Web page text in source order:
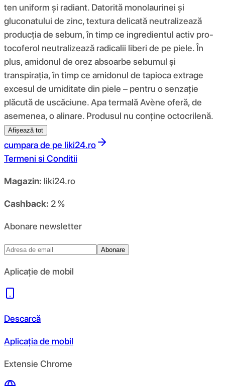
ten uniform și radiant. Datorită monolaurinei și
gluconatului de zinc, textura delicată neutralizează
producția de sebum, în timp ce ingredientul activ pro-
tocoferol neutralizează radicalii liberi de pe piele. În
plus, amidonul de orez absoarbe sebumul și
transpirația, în timp ce amidonul de tapioca extrage
excesul de umiditate din piele – pentru o senzație
plăcută de uscăciune. Apa termală Avène oferă, de
asemenea, o alinare. Produsul nu conține octocrilenă.
Afișează tot
cumpara de pe liki24.ro
Termeni si Conditii
Magazin: liki24.ro
Cashback: 2 %
Abonare newsletter
Abonare
Aplicație de mobil
Descarcă
Aplicația de mobil
Extensie Chrome